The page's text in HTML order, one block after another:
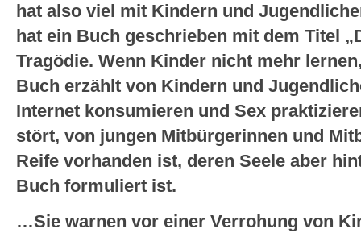
hat also viel mit Kindern und
hat ein Buch geschrieben mit dem Titel
Tragödie. Wenn Kinder nicht mehr
Buch erzählt von Kindern und
Internet konsumieren und Sex
stört, von jungen Mitbürgerinnen und
Reife vorhanden ist, deren Seele aber
Buch formuliert ist.
…Sie warnen vor einer Verrohung von